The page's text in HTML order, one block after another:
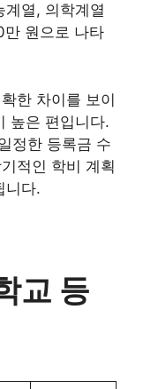
계열, 의학계열
원으로 나타
한 차이를 보이
높은 편입니다.
정한 등록금 수
적인 학비 계획
니다.
교 등